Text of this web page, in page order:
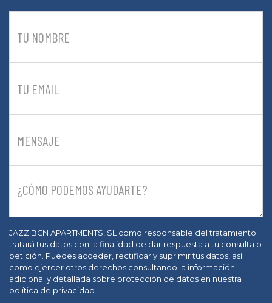
JAZZ BCN APARTMENTS, SL como responsable del tratamiento
tratará tus datos con la finalidad de dar respuesta a tu consulta o
petición. Puedes acceder, rectificar y suprimir tus datos, así
como ejercer otros derechos consultando la información
adicional y detallada sobre protección de datos en nuestra
política de privacidad .